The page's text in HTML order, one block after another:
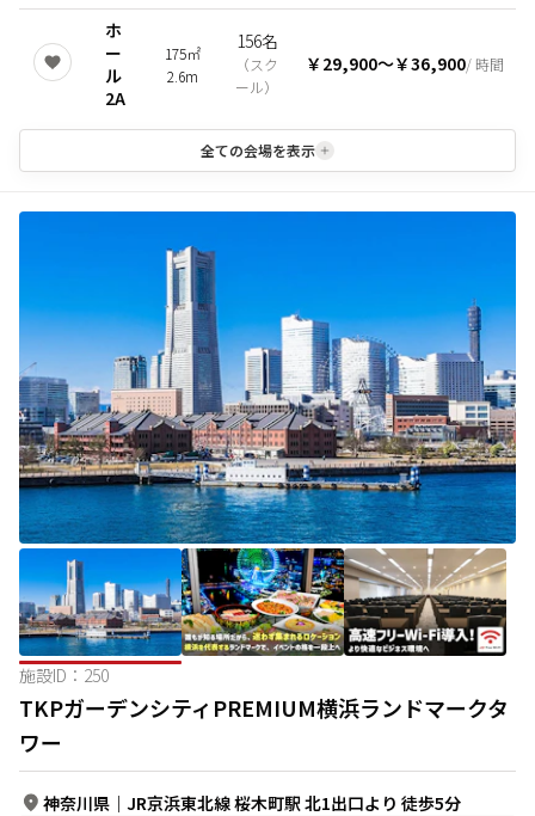
ホ
ー
ル
2A
175㎡
2.6m
156名
（スク
ール）
￥29,900〜￥36,900/ 時間
全ての会場を表示
施設ID： 250
TKPガーデンシティPREMIUM横浜ランドマークタ
ワー
神奈川県 ｜ JR京浜東北線 桜木町駅 北1出口より 徒歩5分